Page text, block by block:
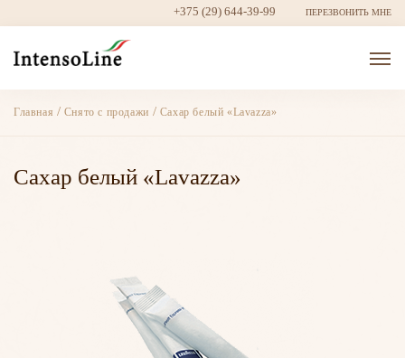
+375 (29) 644-39-99 ПЕРЕЗВОНИТЬ МНЕ
Главная / Снято с продажи / Сахар белый «Lavazza»
Сахар белый «Lavazza»